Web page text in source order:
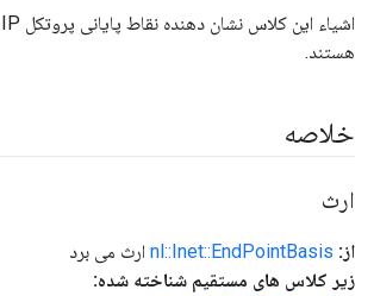
هستند.
خلاصه
ارث
از: nl::Inet::EndPointBasis ارث می برد
زیر کلاس های مستقیم شناخته شده: